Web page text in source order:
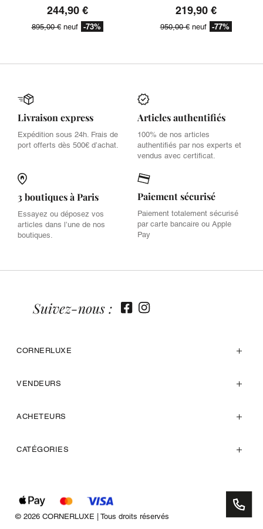
244,90 €
895,00 €neuf -73%
219,90 €
950,00 €neuf -77%
Livraison express
Expédition sous 24h. Frais de
port offerts dès 500€ d’achat.
Articles authentifiés
100% de nos articles
authentifiés par nos experts et
vendus avec certificat.
3 boutiques à Paris
Essayez ou déposez vos
articles dans l’une de nos
boutiques.
Paiement sécurisé
Paiement totalement sécurisé
par carte bancaire ou Apple
Pay
CORNERLUXE
VENDEURS
ACHETEURS
CATÉGORIES
Suivez-nous :
© 2026 CORNERLUXE | Tous droits réservés